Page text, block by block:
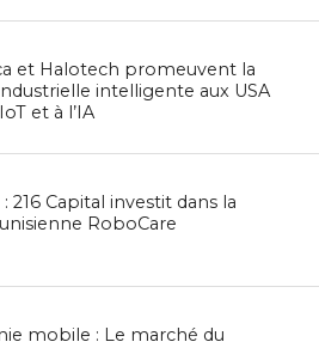
et Halotech promeuvent la
intelligente aux USA
et à l’IA
216 Capital investit dans la
RoboCare
mobile : Le marché du